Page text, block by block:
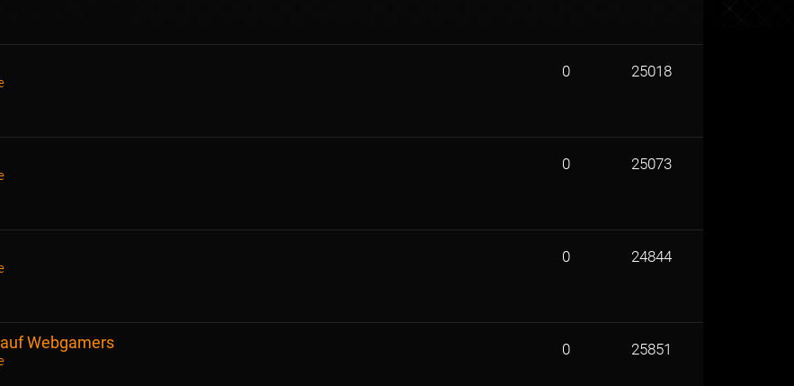
0 25018
0 25073
0 24844
Webgamers 0 25851